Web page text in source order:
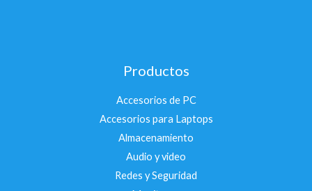
Productos
Accesorios de PC
Accesorios para Laptops
Almacenamiento
Audio y video
Redes y Seguridad